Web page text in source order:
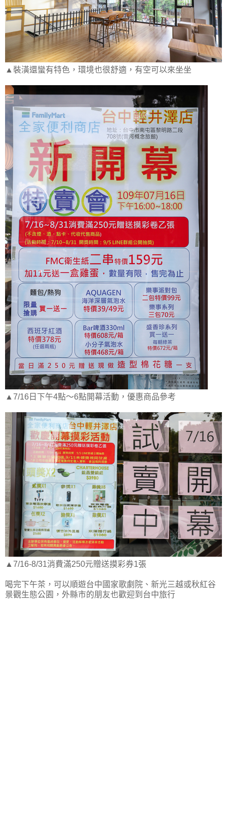
▲裝潢還蠻有特色，環境也很舒適，有空可以來坐坐
▲7/16日下午4點～6點開幕活動，優惠商品參考
▲7/16-8/31消費滿250元贈送摸彩券1張
喝完下午茶，可以順遊台中國家歌劇院、新光三越或秋紅谷
景觀生態公園，外縣市的朋友也歡迎到台中旅行